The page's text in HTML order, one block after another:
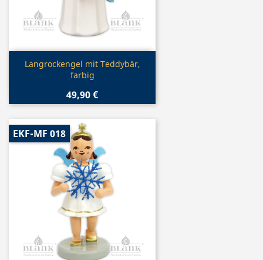
Vorschau
Langrockengel mit Teddybär,
farbig
49,90 €
EKF-MF 018